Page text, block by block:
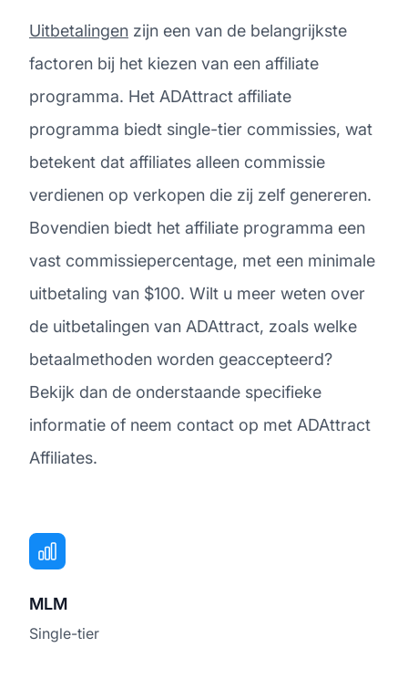
Uitbetalingen zijn een van de belangrijkste
factoren bij het kiezen van een affiliate
programma. Het ADAttract affiliate
programma biedt single-tier commissies, wat
betekent dat affiliates alleen commissie
verdienen op verkopen die zij zelf genereren.
Bovendien biedt het affiliate programma een
vast commissiepercentage, met een minimale
uitbetaling van $100. Wilt u meer weten over
de uitbetalingen van ADAttract, zoals welke
betaalmethoden worden geaccepteerd?
Bekijk dan de onderstaande specifieke
informatie of neem contact op met ADAttract
Affiliates.
MLM
Single-tier